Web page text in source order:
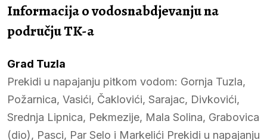
Informacija o vodosnabdjevanju na
području TK-a
Grad Tuzla
Prekidi u napajanju pitkom vodom: Gornja Tuzla,
Požarnica, Vasići, Čaklovići, Sarajac, Divkovići,
Srednja Lipnica, Pekmezije, Mala Solina, Grabovica
(dio), Pasci, Par Selo i Markelići Prekidi u napajanju